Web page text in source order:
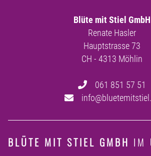
Blüte mit Stiel GmbH
Renate Hasler
Hauptstrasse 73
CH - 4313 Möhlin
061 851 57 51
BLÜTE MIT STIEL GMBH IM